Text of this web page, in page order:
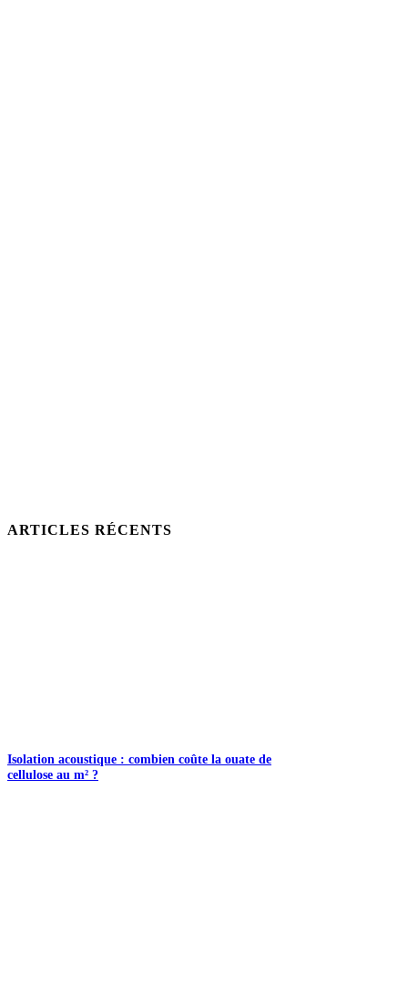
ARTICLES RÉCENTS
Isolation acoustique : combien coûte la ouate de
cellulose au m² ?